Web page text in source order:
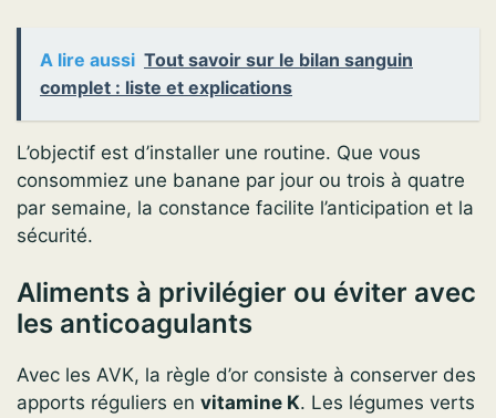
A lire aussi Tout savoir sur le bilan sanguin
complet : liste et explications
L’objectif est d’installer une routine. Que vous
consommiez une banane par jour ou trois à quatre
par semaine, la constance facilite l’anticipation et la
sécurité.
Aliments à privilégier ou éviter avec
les anticoagulants
Avec les AVK, la règle d’or consiste à conserver des
apports réguliers en vitamine K. Les légumes verts